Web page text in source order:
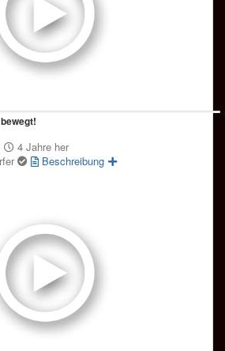
4 Jahre her
Beschreibung